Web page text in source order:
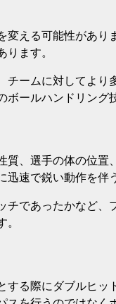
える可能性があり
ます。
ームに対してより
ールハンドリング
、選手の体の位置
速で鋭い動作を伴
であったかなど、
る際にダブルヒ